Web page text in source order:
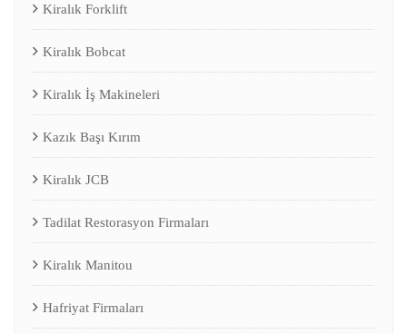
Kiralık Forklift
Kiralık Bobcat
Kiralık İş Makineleri
Kazık Başı Kırım
Kiralık JCB
Tadilat Restorasyon Firmaları
Kiralık Manitou
Hafriyat Firmaları